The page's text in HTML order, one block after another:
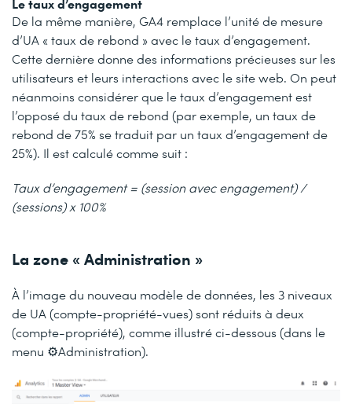
De la même manière, GA4 remplace l’unité de mesure
d’UA « taux de rebond » avec le taux d’engagement.
Cette dernière donne des informations précieuses sur les
utilisateurs et leurs interactions avec le site web. On peut
néanmoins considérer que le taux d’engagement est
l’opposé du taux de rebond (par exemple, un taux de
rebond de 75% se traduit par un taux d’engagement de
25%). Il est calculé comme suit :
Taux d’engagement = (session avec engagement) /
(sessions) x 100%
La zone « Administration »
À l’image du nouveau modèle de données, les 3 niveaux
de UA (compte-propriété-vues) sont réduits à deux
(compte-propriété), comme illustré ci-dessous (dans le
menu ⚙️Administration).